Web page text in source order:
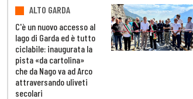
ALTO GARDA
C'è un nuovo accesso al
lago di Garda ed è tutto
ciclabile: inaugurata la
pista «da cartolina»
che da Nago va ad Arco
attraversando uliveti
secolari